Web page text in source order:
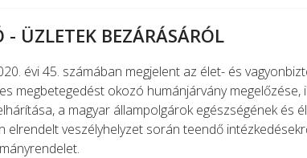
- ÜZLETEK BEZÁRÁSÁRÓL
évi 45. számában megjelent az élet- és
megbetegedést okozó humánjárvány megelőzése,
a magyar állampolgárok egészségének és
elrendelt veszélyhelyzet során teendő